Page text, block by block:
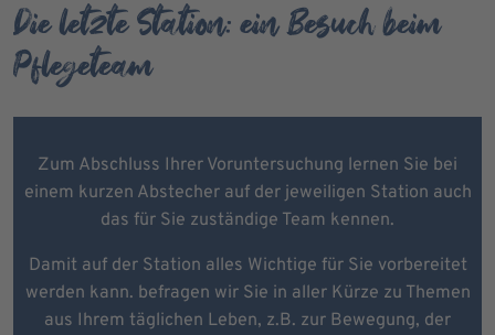
Die letzte Station: ein Besuch beim
Pflegeteam
Zum Abschluss Ihrer Voruntersuchung lernen Sie bei
einem kurzen Abstecher auf der jeweiligen Station auch
das für Sie zuständige Team kennen.
Damit auf der Station alles Wichtige für Sie vorbereitet
werden kann. befragen wir Sie in aller Kürze zu Themen
aus Ihrem täglichen Leben, z.B. zur Bewegung, der